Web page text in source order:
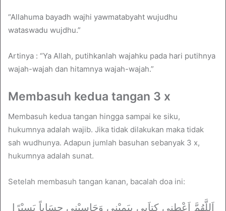
“Allahuma bayadh wajhi yawmatabyaht wujudhu
wataswadu wujdhu.”
Artinya : “Ya Allah, putihkanlah wajahku pada hari putihnya
wajah-wajah dan hitamnya wajah-wajah.”
Membasuh kedua tangan 3 x
Membasuh kedua tangan hingga sampai ke siku,
hukumnya adalah wajib. Jika tidak dilakukan maka tidak
sah wudhunya. Adapun jumlah basuhan sebanyak 3 x,
hukumnya adalah sunat.
Setelah membasuh tangan kanan, bacalah doa ini:
اَللَّهُمَّ اَعْطِنِى كِتاَبِى بِيَمِيْنِى وَحَاسِبْنِى حِسَاباً يَسِيْرًا